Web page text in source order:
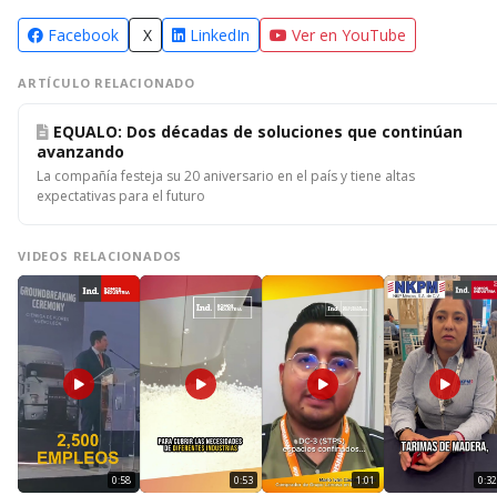
Facebook X LinkedIn Ver en YouTube
ARTÍCULO RELACIONADO
EQUALO: Dos décadas de soluciones que continúan
avanzando
La compañía festeja su 20 aniversario en el país y tiene altas
expectativas para el futuro
VIDEOS RELACIONADOS
0:58 0:53 1:01 0:32